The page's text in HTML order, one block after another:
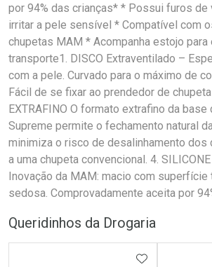
por 94% das crianças* * Possui furos de
irritar a pele sensível * Compatível com
chupetas MAM * Acompanha estojo
transporte1. DISCO Extraventilado –
com a pele. Curvado para o máximo de
Fácil de se fixar ao prendedor de
EXTRAFINO O formato extrafino da
Supreme permite o fechamento natural
minimiza o risco de desalinhamento dos
a uma chupeta convencional. 4.
Inovação da MAM: macio com superfície
sedosa. Comprovadamente aceita por
Queridinhos da Drogaria
ADICIONAR